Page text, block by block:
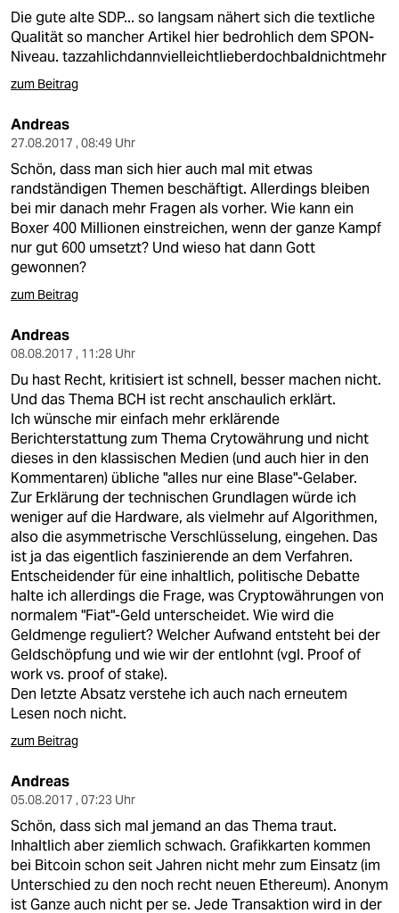
Die gute alte SDP... so langsam nähert sich die textliche
Qualität so mancher Artikel hier bedrohlich dem SPON-
Niveau. tazzahlichdannvielleichtlieberdochbaldnichtmehr
zum Beitrag
Andreas
27.08.2017 , 08:49 Uhr
Schön, dass man sich hier auch mal mit etwas
randständigen Themen beschäftigt. Allerdings bleiben
bei mir danach mehr Fragen als vorher. Wie kann ein
Boxer 400 Millionen einstreichen, wenn der ganze Kampf
nur gut 600 umsetzt? Und wieso hat dann Gott
gewonnen?
zum Beitrag
Andreas
08.08.2017 , 11:28 Uhr
Du hast Recht, kritisiert ist schnell, besser machen nicht.
Und das Thema BCH ist recht anschaulich erklärt.
Ich wünsche mir einfach mehr erklärende
Berichterstattung zum Thema Crytowährung und nicht
dieses in den klassischen Medien (und auch hier in den
Kommentaren) übliche "alles nur eine Blase"-Gelaber.
Zur Erklärung der technischen Grundlagen würde ich
weniger auf die Hardware, als vielmehr auf Algorithmen,
also die asymmetrische Verschlüsselung, eingehen. Das
ist ja das eigentlich faszinierende an dem Verfahren.
Entscheidender für eine inhaltlich, politische Debatte
halte ich allerdings die Frage, was Cryptowährungen von
normalem "Fiat"-Geld unterscheidet. Wie wird die
Geldmenge reguliert? Welcher Aufwand entsteht bei der
Geldschöpfung und wie wir der entlohnt (vgl. Proof of
work vs. proof of stake).
Den letzte Absatz verstehe ich auch nach erneutem
Lesen noch nicht.
zum Beitrag
Andreas
05.08.2017 , 07:23 Uhr
Schön, dass sich mal jemand an das Thema traut.
Inhaltlich aber ziemlich schwach. Grafikkarten kommen
bei Bitcoin schon seit Jahren nicht mehr zum Einsatz (im
Unterschied zu den noch recht neuen Ethereum). Anonym
ist Ganze auch nicht per se. Jede Transaktion wird in der